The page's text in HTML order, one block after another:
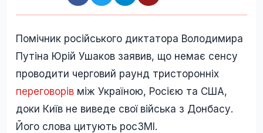
Помічник російського диктатора Володимира
Путіна Юрій Ушаков заявив, що немає сенсу
проводити черговий раунд тристоронніх
переговорів між Україною, Росією та США,
доки Київ не виведе свої війська з Донбасу.
Його слова цитують росЗМІ.